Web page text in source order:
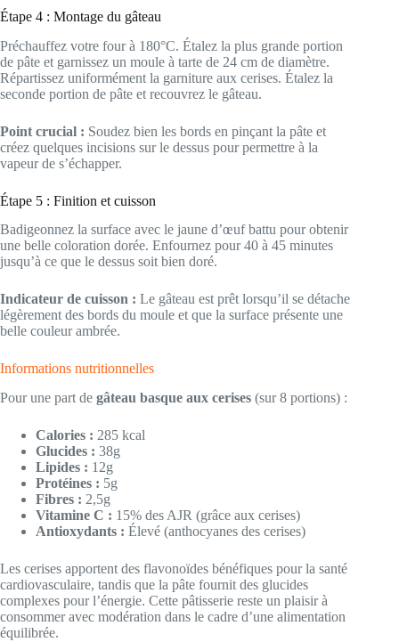
Étape 4 : Montage du gâteau
Préchauffez votre four à 180°C. Étalez la plus grande portion
de pâte et garnissez un moule à tarte de 24 cm de diamètre.
Répartissez uniformément la garniture aux cerises. Étalez la
seconde portion de pâte et recouvrez le gâteau.
Point crucial : Soudez bien les bords en pinçant la pâte et
créez quelques incisions sur le dessus pour permettre à la
vapeur de s’échapper.
Étape 5 : Finition et cuisson
Badigeonnez la surface avec le jaune d’œuf battu pour obtenir
une belle coloration dorée. Enfournez pour 40 à 45 minutes
jusqu’à ce que le dessus soit bien doré.
Indicateur de cuisson : Le gâteau est prêt lorsqu’il se détache
légèrement des bords du moule et que la surface présente une
belle couleur ambrée.
Informations nutritionnelles
Pour une part de gâteau basque aux cerises (sur 8 portions) :
Calories : 285 kcal
Glucides : 38g
Lipides : 12g
Protéines : 5g
Fibres : 2,5g
Vitamine C : 15% des AJR (grâce aux cerises)
Antioxydants : Élevé (anthocyanes des cerises)
Les cerises apportent des flavonoïdes bénéfiques pour la santé
cardiovasculaire, tandis que la pâte fournit des glucides
complexes pour l’énergie. Cette pâtisserie reste un plaisir à
consommer avec modération dans le cadre d’une alimentation
équilibrée.